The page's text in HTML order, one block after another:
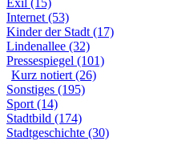
Internet (53)
Kinder der Stadt (17)
Lindenallee (32)
Pressespiegel (101)
Kurz notiert (26)
Sonstiges (195)
Sport (14)
Stadtbild (174)
Stadtgeschichte (30)